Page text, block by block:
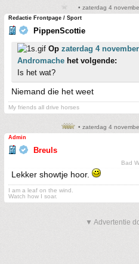
• zaterdag 4
Redactie Frontpage / Sport
PippenScottie
Op zaterdag 4
Andromache het volgende:
Is het wat?
Niemand die het weet
My friends all drive horses
• zaterdag 4
Admin
Breuls
Bad
Lekker showtje hoor.
I am a leaf on the wind.
Watch how I soar.
▼ Advertentie